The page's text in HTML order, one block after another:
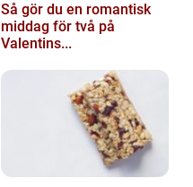
Så gör du en romantisk
middag för två på
Valentins...